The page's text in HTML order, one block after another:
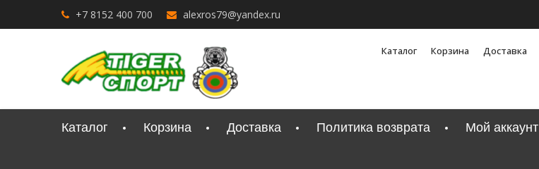
+7 8152 400 700 alexros79@yandex.ru
Каталог Корзина Доставка
Каталог Корзина Доставка Политика возврата Мой аккаунт